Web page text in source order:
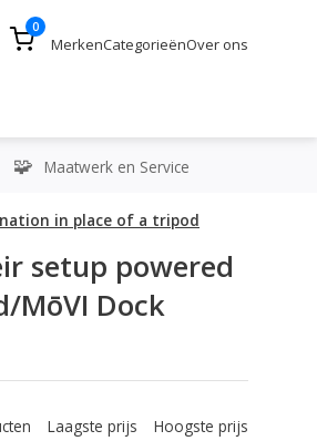
0
MerkenCategorieënOver ons
Maatwerk en Service
in place of a tripod
setup powered
MōVI Dock
Laagste prijs Hoogste prijs